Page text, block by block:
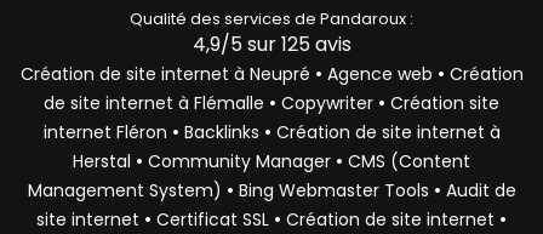
Qualité des services de Pandaroux :
4,9/5 sur125avis
Création de site internet à Neupré • Agence web • Création
de site internet à Flémalle • Copywriter • Création site
internet Fléron • Backlinks • Création de site internet à
Herstal • Community Manager • CMS (Content
Management System) • Bing Webmaster Tools • Audit de
site internet • Certificat SSL • Création de site internet •